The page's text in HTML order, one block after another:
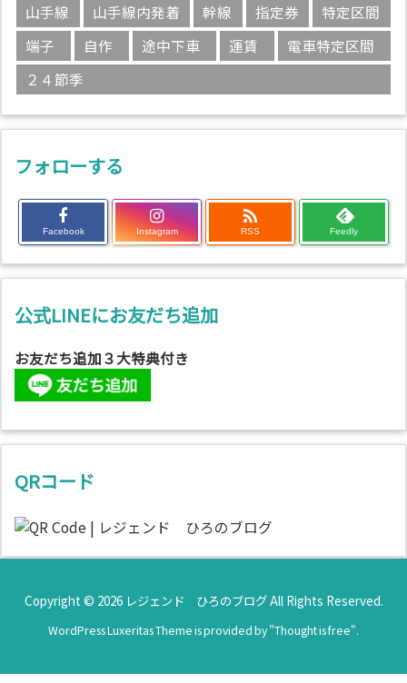
山手線
山手線内発着 幹線 指定券
特定区間
端子
自作 途中下車 運賃
電車特定区間
２４節季
フォローする
Facebook Instagram

RSS Feedly
公式LINEにお友だち追加
お友だち追加３大特典付き
QRコード
Copyright © 2026 レジェンド ひろのブログAll Rights Reserved.
WordPress Luxeritas Theme is provided by "Thought is free".